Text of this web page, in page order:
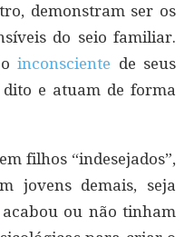
demonstram ser os
do seio familiar.
inconsciente de seus
e atuam de forma
filhos “indesejados”,
jovens demais, seja
acabou ou não tinham